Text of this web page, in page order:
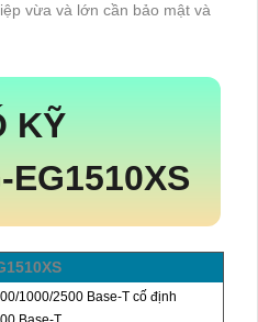
vừa và lớn cần bảo mật và
KỸ
EG1510XS
1000/2500 Base-T cố định